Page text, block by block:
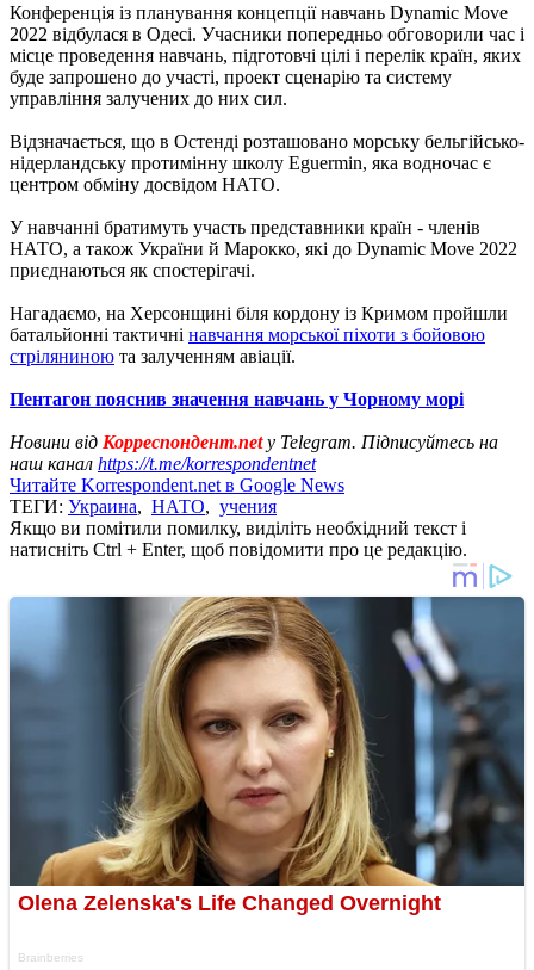
Конференція із планування концепції навчань Dynamic Move
2022 відбулася в Одесі. Учасники попередньо обговорили час і
місце проведення навчань, підготовчі цілі і перелік країн, яких
буде запрошено до участі, проект сценарію та систему
управління залучених до них сил.
Відзначається, що в Остенді розташовано морську бельгійсько-
нідерландську протимінну школу Eguermin, яка водночас є
центром обміну досвідом НАТО.
У навчанні братимуть участь представники країн - членів
НАТО, а також України й Марокко, які до Dynamic Move 2022
приєднаються як спостерігачі.
Нагадаємо, на Херсонщині біля кордону із Кримом пройшли
батальйонні тактичні навчання морської піхоти з бойовою
стріляниною та залученням авіації.
Пентагон пояснив значення навчань у Чорному морі
Новини від Корреспондент.netу Telegram. Підписуйтесь на
наш канал https://t.me/korrespondentnet
Читайте Korrespondent.net в Google News
ТЕГИ: Украина, НАТО, учения
Якщо ви помітили помилку, виділіть необхідний текст і
натисніть Ctrl + Enter, щоб повідомити про це редакцію.